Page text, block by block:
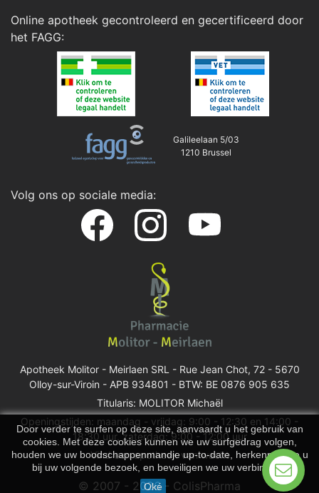
Door verder te surfen op deze site, aanvaardt u het gebruik van
cookies. Met deze cookies kunnen we uw surfgedrag volgen,
houden we uw boodschappenmandje up-to-date, herkennen we u
bij uw volgende bezoek, en beveiligen we uw verbinding.
Oké
Online apotheek gecontroleerd en gecertificeerd door
het FAGG:
Galileelaan 5/03
1210 Brussel
Volg ons op sociale media:
Apotheek Molitor - Meirlaen SRL - Rue Jean Chot, 72 - 5670
Olloy-sur-Viroin - APB 934801 - BTW: BE 0876 905 635
Titularis: MOLITOR Michaël
Openingstijden: maandag - vrijdag: 9:00 - 12:30 en 14:00 -
18:30 uur, zaterdag: 9:00 - 12:00 uur
Vind een apotheek van wacht
© 2007 - 2026 - ColisPharma